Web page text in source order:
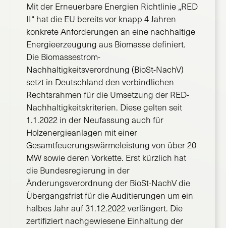
Mit der Erneuerbare Energien Richtlinie „RED
II“ hat die EU bereits vor knapp 4 Jahren
konkrete Anforderungen an eine nachhaltige
Energieerzeugung aus Biomasse definiert.
Die Biomassestrom-
Nachhaltigkeitsverordnung (BioSt-NachV)
setzt in Deutschland den verbindlichen
Rechtsrahmen für die Umsetzung der RED-
Nachhaltigkeitskriterien. Diese gelten seit
1.1.2022 in der Neufassung auch für
Holzenergieanlagen mit einer
Gesamtfeuerungswärmeleistung von über 20
MW sowie deren Vorkette. Erst kürzlich hat
die Bundesregierung in der
Änderungsverordnung der BioSt-NachV die
Übergangsfrist für die Auditierungen um ein
halbes Jahr auf 31.12.2022 verlängert. Die
zertifiziert nachgewiesene Einhaltung der